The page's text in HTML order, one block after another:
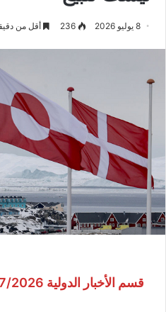
8 يوليو 2026 236 أقل من
قسم الأخبار الدولية 08/07/2026